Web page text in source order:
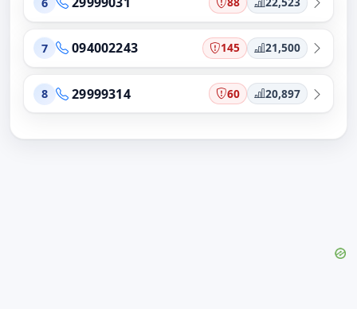
7 094002243 145 21,500
8 29999314 60 20,897